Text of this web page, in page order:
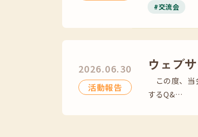
#交流会
2026.06.30
活動報告
ウェブ
この度、当
するQ&…